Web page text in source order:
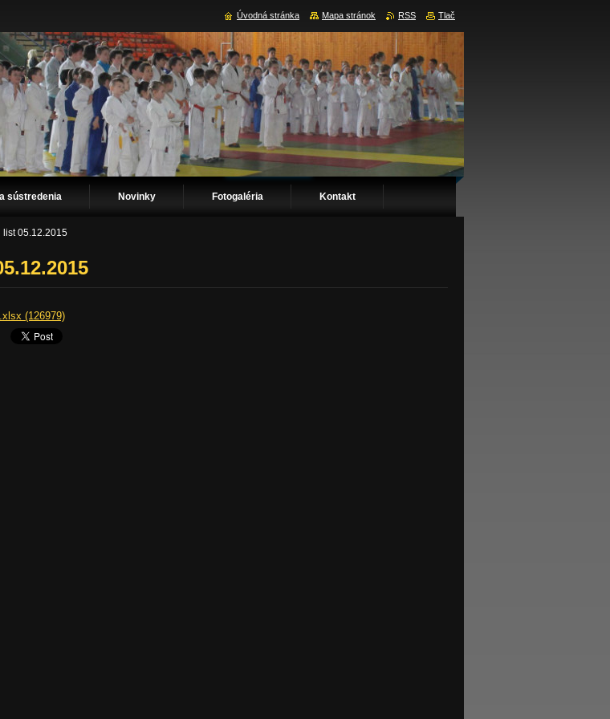
sústredenia Novinky Fotogaléria Kontakt
list 05.12.2015
(126979)
Úvodná stránka Mapa stránok RSS Tlač